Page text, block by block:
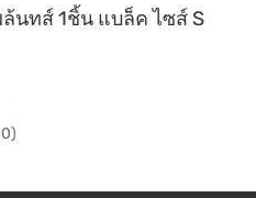
นทส์ 1ชิ้น แบล็ค ไซส์ S